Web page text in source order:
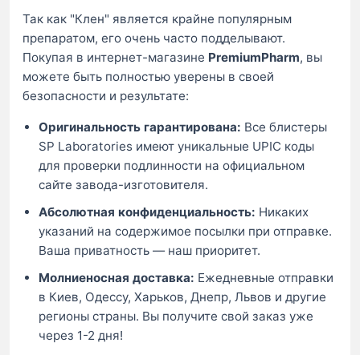
Так как "Клен" является крайне популярным
препаратом, его очень часто подделывают.
Покупая в интернет-магазине PremiumPharm, вы
можете быть полностью уверены в своей
безопасности и результате:
Оригинальность гарантирована: Все блистеры
SP Laboratories имеют уникальные UPIC коды
для проверки подлинности на официальном
сайте завода-изготовителя.
Абсолютная конфиденциальность: Никаких
указаний на содержимое посылки при отправке.
Ваша приватность — наш приоритет.
Молниеносная доставка: Ежедневные отправки
в Киев, Одессу, Харьков, Днепр, Львов и другие
регионы страны. Вы получите свой заказ уже
через 1-2 дня!